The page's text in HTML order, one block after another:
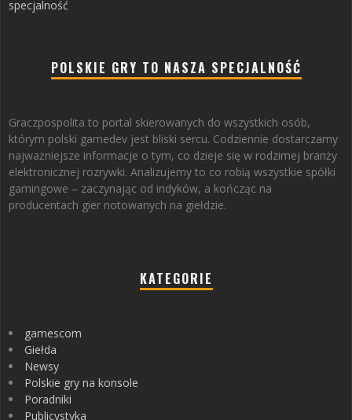
POLSKIE GRY TO NASZA SPECJALNOŚĆ
Graczpospolita to portal skierowanych do wszystkich osób,
którym polski gamedev jest bliski sercu. Codziennie dostarczamy
najważniejsze informacje o tym, co dzieje się w rodzimej branży
elektronicznej rozrywki. Analizujemy to co robią wszystkie spółki
gamingowe – zaczynając od indyków, a kończąc na
producentach gier notowanych na giełdzie.
KATEGORIE
gamescom
Giełda
Newsy
Polskie gry na konsole
Poradniki
Publicystyka